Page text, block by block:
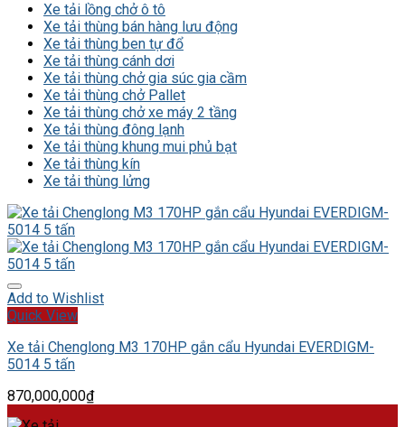
Xe tải lồng chở ô tô
Xe tải thùng bán hàng lưu động
Xe tải thùng ben tự đổ
Xe tải thùng cánh dơi
Xe tải thùng chở gia súc gia cầm
Xe tải thùng chở Pallet
Xe tải thùng chở xe máy 2 tầng
Xe tải thùng đông lạnh
Xe tải thùng khung mui phủ bạt
Xe tải thùng kín
Xe tải thùng lửng
Add to Wishlist
Quick View
Xe tải Chenglong M3 170HP gắn cẩu Hyundai EVERDIGM-
5014 5 tấn
870,000,000₫